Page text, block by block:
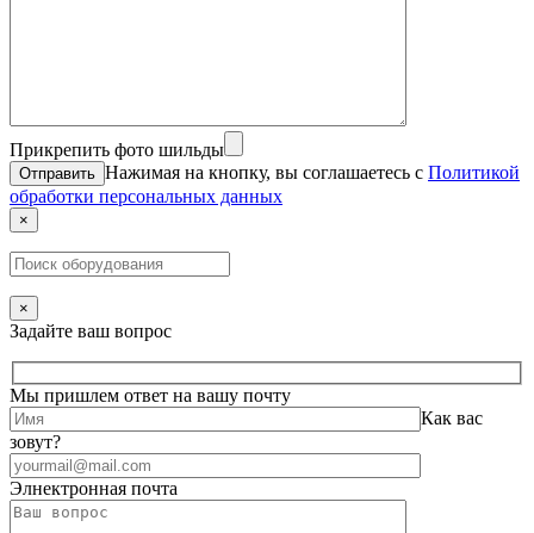
Прикрепить фото шильды
Нажимая на кнопку, вы соглашаетесь с Политикой
обработки персональных данных
×
×
Задайте ваш вопрос
Мы пришлем ответ на вашу почту
Как вас
зовут?
Элнектронная почта